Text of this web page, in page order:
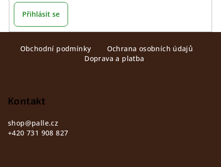
Přihlásit se
Obchodní podmínky
Ochrana osobních údajů
Doprava a platba
Kontakt
shop@palle.cz
+420 731 908 827